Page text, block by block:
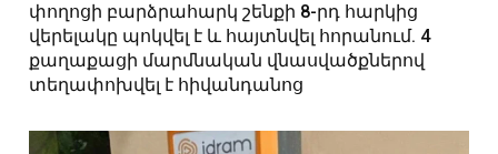
փողոցի բարձրահարկ շենքի 8-րդ հարկից
վերելակը պոկվել է և հայտնվել հորանում. 4
քաղաքացի մարմնական վնասվածքներով
տեղափոխվել է հիվանդանոց